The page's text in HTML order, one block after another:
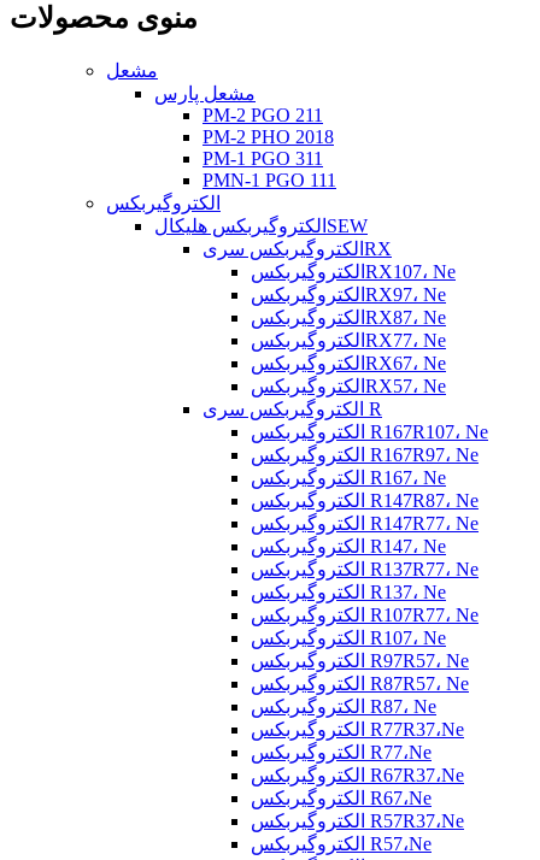
منوی محصولات
مشعل
مشعل پارس
PM-2 PGO 211
PM-2 PHO 2018
PM-1 PGO 311
PMN-1 PGO 111
الکتروگیربکس
الکتروگیربکس هلیکالSEW
الکتروگیربکس سریRX
الکتروگیربکسRX107، Ne
الکتروگیربکسRX97، Ne
الکتروگیربکسRX87، Ne
الکتروگیربکسRX77، Ne
الکتروگیربکسRX67، Ne
الکتروگیربکسRX57، Ne
الکتروگیربکس سری R
الکتروگیربکس R167R107، Ne
الکتروگیربکس R167R97، Ne
الکتروگیربکس R167، Ne
الکتروگیربکس R147R87، Ne
الکتروگیربکس R147R77، Ne
الکتروگیربکس R147، Ne
الکتروگیربکس R137R77، Ne
الکتروگیربکس R137، Ne
الکتروگیربکس R107R77، Ne
الکتروگیربکس R107، Ne
الکتروگیربکس R97R57، Ne
الکتروگیربکس R87R57، Ne
الکتروگیربکس R87، Ne
الکتروگیربکس R77R37،Ne
الکتروگیربکس R77،Ne
الکتروگیربکس R67R37،Ne
الکتروگیربکس R67،Ne
الکتروگیربکس R57R37،Ne
الکتروگیربکس R57،Ne